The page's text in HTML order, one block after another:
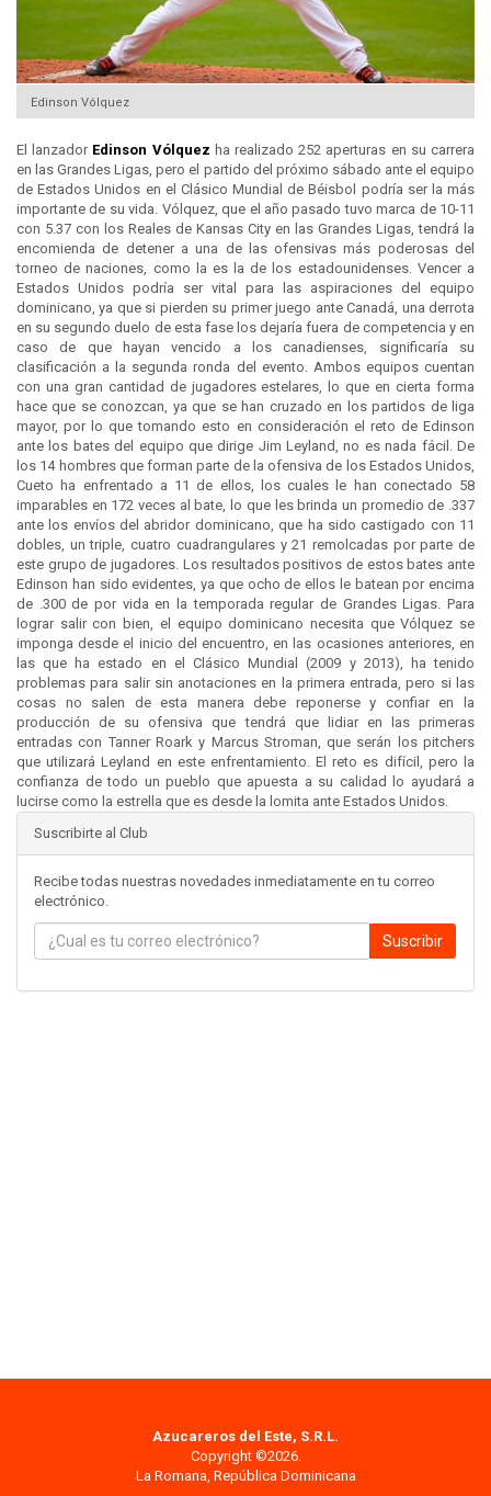
Edinson Vólquez
El lanzador Edinson Vólquez ha realizado 252 aperturas en su carrera
en las Grandes Ligas, pero el partido del próximo sábado ante el equipo
de Estados Unidos en el Clásico Mundial de Béisbol podría ser la más
importante de su vida. Vólquez, que el año pasado tuvo marca de 10-11
con 5.37 con los Reales de Kansas City en las Grandes Ligas, tendrá la
encomienda de detener a una de las ofensivas más poderosas del
torneo de naciones, como la es la de los estadounidenses. Vencer a
Estados Unidos podría ser vital para las aspiraciones del equipo
dominicano, ya que si pierden su primer juego ante Canadá, una derrota
en su segundo duelo de esta fase los dejaría fuera de competencia y en
caso de que hayan vencido a los canadienses, significaría su
clasificación a la segunda ronda del evento. Ambos equipos cuentan
con una gran cantidad de jugadores estelares, lo que en cierta forma
hace que se conozcan, ya que se han cruzado en los partidos de liga
mayor, por lo que tomando esto en consideración el reto de Edinson
ante los bates del equipo que dirige Jim Leyland, no es nada fácil. De
los 14 hombres que forman parte de la ofensiva de los Estados Unidos,
Cueto ha enfrentado a 11 de ellos, los cuales le han conectado 58
imparables en 172 veces al bate, lo que les brinda un promedio de .337
ante los envíos del abridor dominicano, que ha sido castigado con 11
dobles, un triple, cuatro cuadrangulares y 21 remolcadas por parte de
este grupo de jugadores. Los resultados positivos de estos bates ante
Edinson han sido evidentes, ya que ocho de ellos le batean por encima
de .300 de por vida en la temporada regular de Grandes Ligas. Para
lograr salir con bien, el equipo dominicano necesita que Vólquez se
imponga desde el inicio del encuentro, en las ocasiones anteriores, en
las que ha estado en el Clásico Mundial (2009 y 2013), ha tenido
problemas para salir sin anotaciones en la primera entrada, pero si las
cosas no salen de esta manera debe reponerse y confiar en la
producción de su ofensiva que tendrá que lidiar en las primeras
entradas con Tanner Roark y Marcus Stroman, que serán los pitchers
que utilizará Leyland en este enfrentamiento. El reto es difícil, pero la
confianza de todo un pueblo que apuesta a su calidad lo ayudará a
lucirse como la estrella que es desde la lomita ante Estados Unidos.
Suscribirte al Club
Recibe todas nuestras novedades inmediatamente en tu correo
electrónico.
Suscribir
Azucareros del Este, S.R.L.
Copyright ©2026.
La Romana, República Dominicana